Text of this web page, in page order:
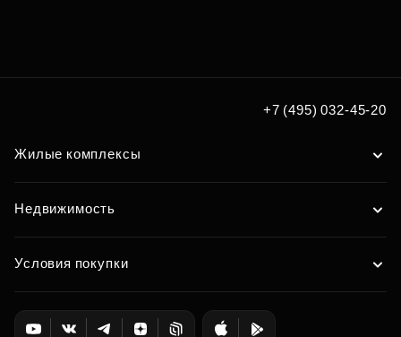
+7 (495) 032-45-20
Жилые комплексы
Недвижимость
Условия покупки